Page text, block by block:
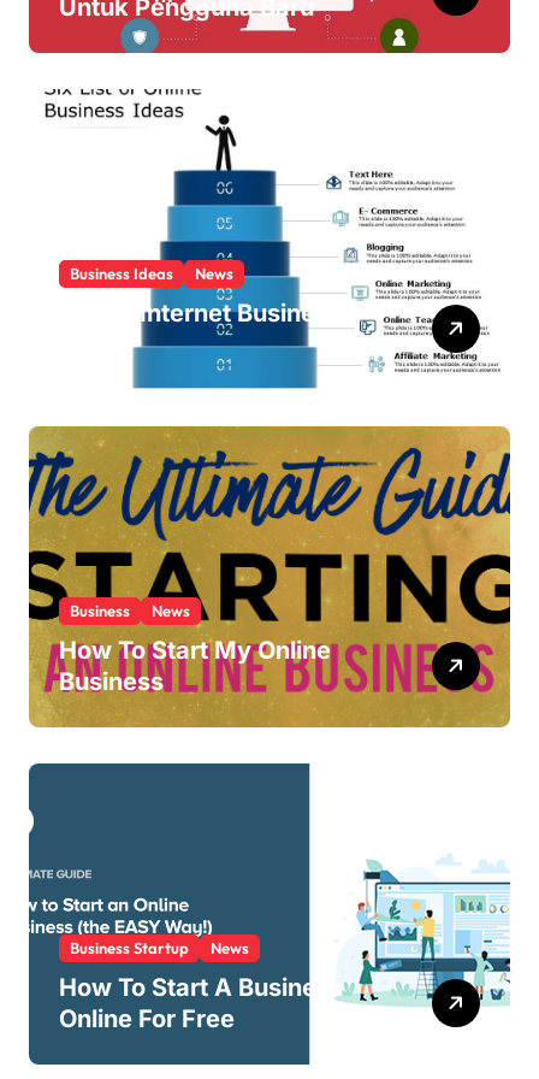
Untuk Pengguna Baru
Business Ideas News
List Of Internet Business
Business News
How To Start My Online
Business
Business Startup News
How To Start A Business
Online For Free